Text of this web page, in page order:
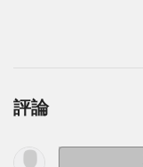
評論